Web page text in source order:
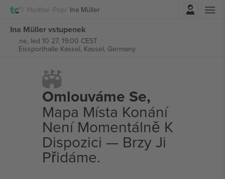
Hudba Pop Ina Müller
Ina Müller vstupenek
ne, led 10 27, 19:00 CEST
Eissporthalle Kassel, Kassel, Germany
Omlouváme Se,
Mapa Místa Konání
Není Momentálně K
Dispozici — Brzy Ji
Přidáme.